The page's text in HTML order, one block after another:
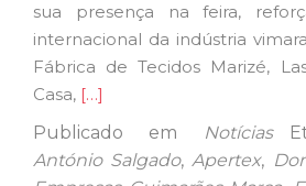
sua presença na feira,
internacional da indústria
Fábrica de Tecidos Marizé,
Casa, Ler
mais
sobreNove
empresas
[…]
Publicado em
Notícias
António Salgado,Apertex,